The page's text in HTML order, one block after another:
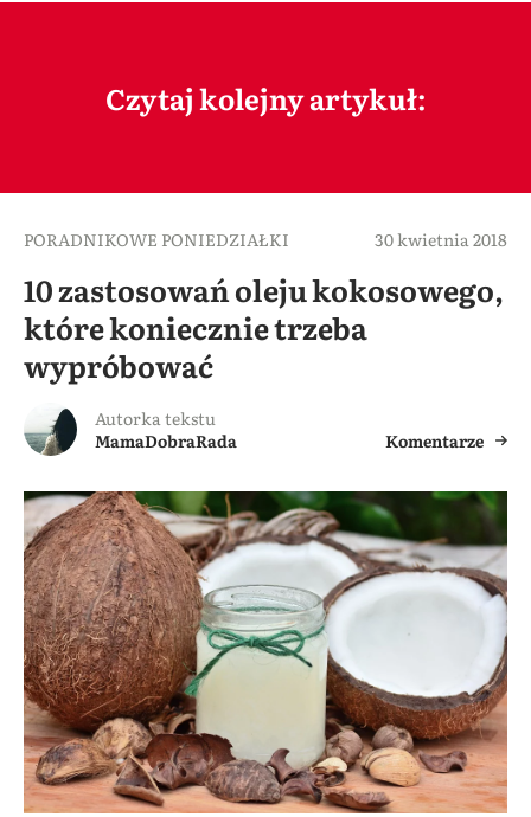
Czytaj kolejny artykuł:
PORADNIKOWE PONIEDZIAŁKI 30 kwietnia 2018
10 zastosowań oleju kokosowego,
które koniecznie trzeba
wypróbować
Autorka tekstu
MamaDobraRada
Komentarze